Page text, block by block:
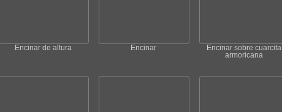
Encinar de altura Encinar
Encinar sobre cuarcita
armoricana